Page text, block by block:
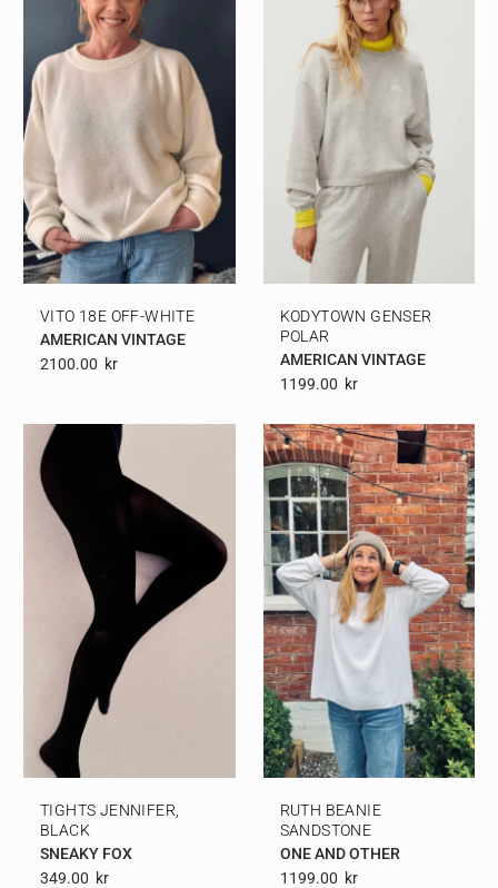
VITO 18E OFF-WHITE
AMERICAN VINTAGE
2100.00 Kr
KODYTOWN GENSER
POLAR
AMERICAN VINTAGE
1199.00 Kr
TIGHTS JENNIFER,
BLACK
SNEAKY FOX
349.00 Kr
RUTH BEANIE
SANDSTONE
ONE AND OTHER
1199.00 Kr